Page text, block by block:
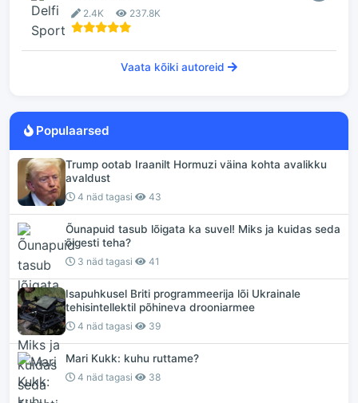
2.4K 237.8K
Vaata kõiki autoreid
Populaarsed
Trump ootab Iraanilt Hormuzi väina kohta avalikku
avaldust
4 näd tagasi 43
Õunapuid tasub lõigata ka suvel! Miks ja kuidas seda
õigesti teha?
3 näd tagasi 41
Isapuhkusel Briti programmeerija lõi Ukrainale
tehisintellektil põhineva drooniarmee
4 näd tagasi 39
Mari Kukk: kuhu ruttame?
4 näd tagasi 38